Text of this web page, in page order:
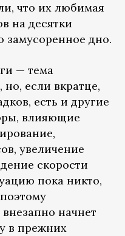
что их любимая
на десятки
замусоренное дно.
— тема
но, если вкратце,
есть и другие
влияющие
увеличение
скорости
пока никто,
внезапно начнет
в прежних